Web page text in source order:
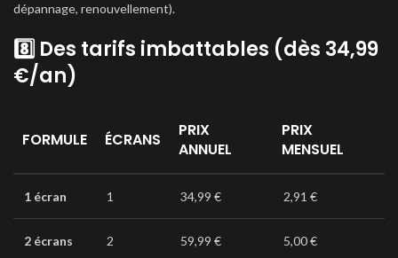
dépannage, renouvellement).
8️⃣ Des tarifs imbattables (dès 34,99
€/an)
FORMULE ÉCRANS
PRIX
ANNUEL
PRIX
MENSUEL
1 écran 1 34,99 € 2,91 €
2 écrans 2 59,99 € 5,00 €